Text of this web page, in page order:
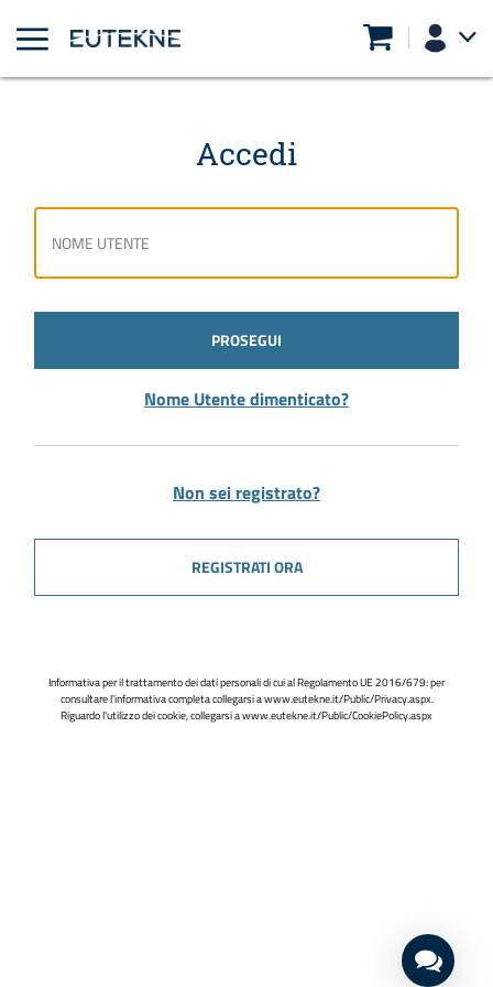
Accedi
PROSEGUI
Nome Utente dimenticato?
Non sei registrato?
REGISTRATI ORA
Informativa per il trattamento dei dati personali di cui al Regolamento UE 2016/679: per
consultare l'informativa completa collegarsi awww.eutekne.it/Public/Privacy.aspx.
Riguardo l'utilizzo dei cookie, collegarsi awww.eutekne.it/Public/CookiePolicy.aspx